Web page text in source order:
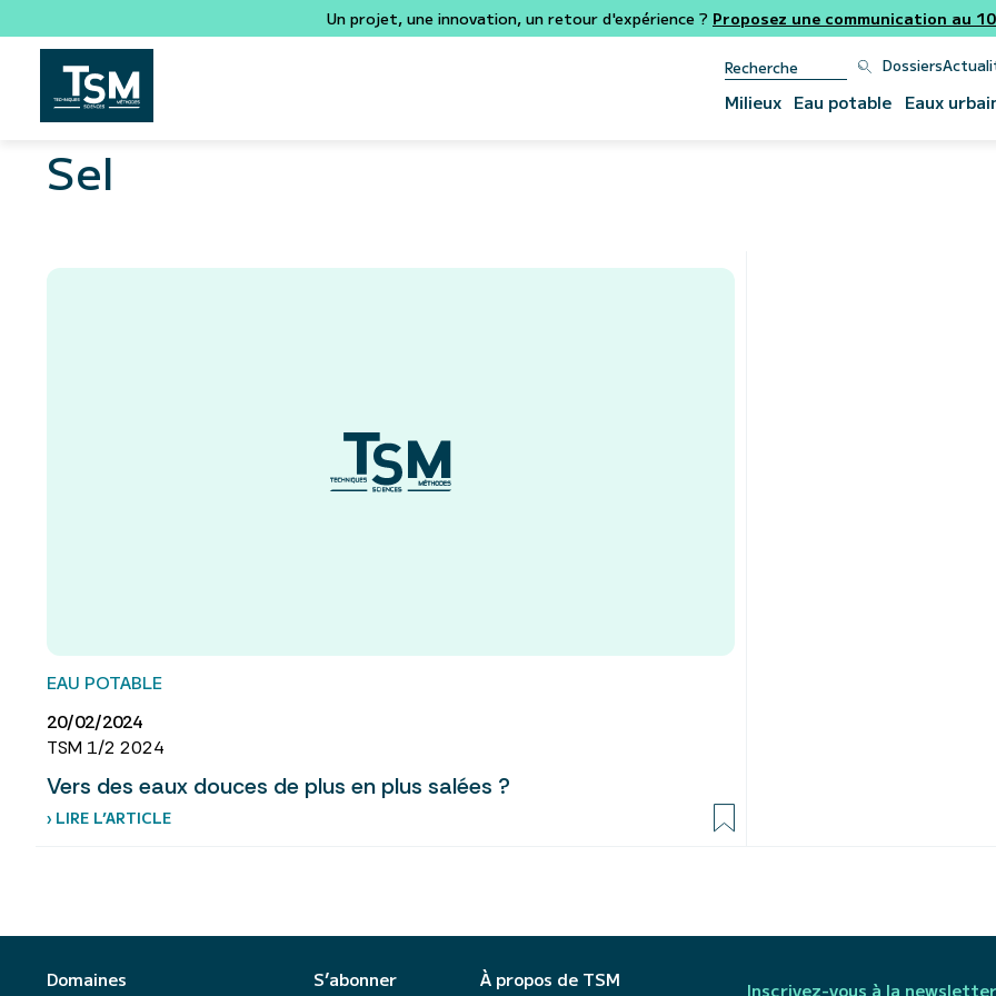
Un projet, une innovation, un retour d'expérience ? Proposez une communication au
Dossiers
Milieux Eau potable Eaux
Sel
EAU POTABLE
20/02/2024
TSM 1/2 2024
Vers des eaux douces de plus en plus salées ?
› LIRE L’ARTICLE
Domaines S’abonner À propos de TSM Inscrivez-vous à la